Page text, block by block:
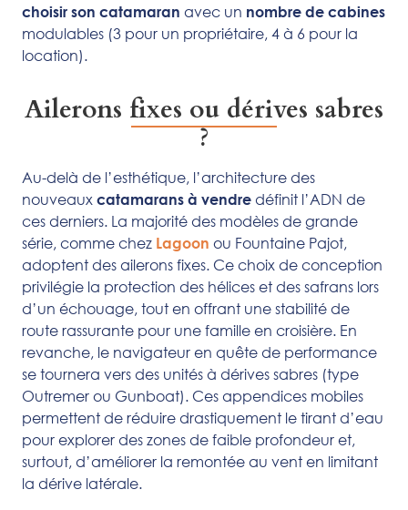
choisir son catamaran avec un nombre de cabines
modulables (3 pour un propriétaire, 4 à 6 pour la
location).
Ailerons fixes ou dérives sabres
?
Au-delà de l’esthétique, l’architecture des
nouveaux catamarans à vendre définit l’ADN de
ces derniers. La majorité des modèles de grande
série, comme chez Lagoon ou Fountaine Pajot,
adoptent des ailerons fixes. Ce choix de conception
privilégie la protection des hélices et des safrans lors
d’un échouage, tout en offrant une stabilité de
route rassurante pour une famille en croisière. En
revanche, le navigateur en quête de performance
se tournera vers des unités à dérives sabres (type
Outremer ou Gunboat). Ces appendices mobiles
permettent de réduire drastiquement le tirant d’eau
pour explorer des zones de faible profondeur et,
surtout, d’améliorer la remontée au vent en limitant
la dérive latérale.